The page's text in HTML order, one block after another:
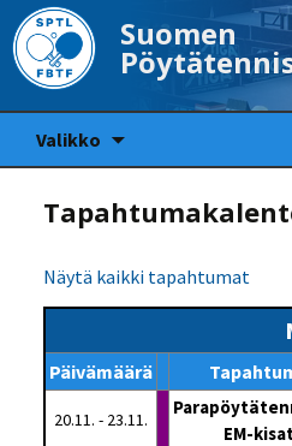
Suomen
Valikko
Näytä kaikki tapahtumat
Päivämäärä
20.11. - 23.11.
EM-